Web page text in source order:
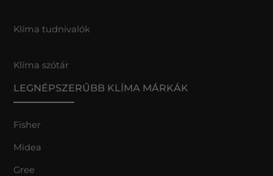
Klíma tudnivalók
Klíma szótár
LEGNÉPSZERŰBB KLÍMA MÁRKÁK
Fisher
Midea
Gree